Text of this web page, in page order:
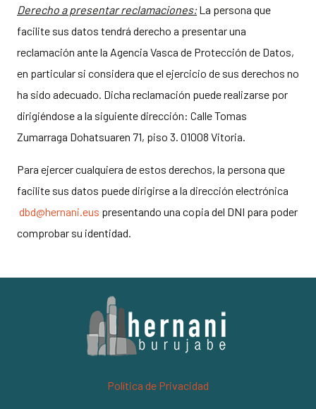
Derecho a presentar reclamaciones:La persona que
facilite sus datos tendrá derecho a presentar una
reclamación ante la Agencia Vasca de Protección de Datos,
en particular si considera que el ejercicio de sus derechos no
ha sido adecuado. Dicha reclamación puede realizarse por
dirigiéndose a la siguiente dirección: Calle Tomas
Zumarraga Dohatsuaren 71, piso 3. 01008 Vitoria.
Para ejercer cualquiera de estos derechos, la persona que
facilite sus datos puede dirigirse a la dirección electrónica
dbd@hernani.eus presentando una copia del DNI para poder
comprobar su identidad.
Política de Privacidad